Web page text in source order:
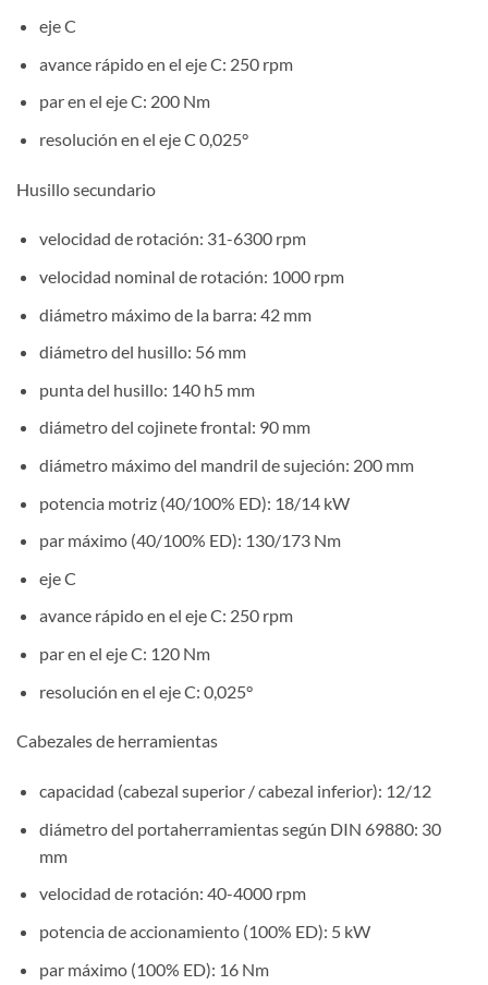
eje C
avance rápido en el eje C: 250 rpm
par en el eje C: 200 Nm
resolución en el eje C 0,025°
Husillo secundario
velocidad de rotación: 31-6300 rpm
velocidad nominal de rotación: 1000 rpm
diámetro máximo de la barra: 42 mm
diámetro del husillo: 56 mm
punta del husillo: 140 h5 mm
diámetro del cojinete frontal: 90 mm
diámetro máximo del mandril de sujeción: 200 mm
potencia motriz (40/100% ED): 18/14 kW
par máximo (40/100% ED): 130/173 Nm
eje C
avance rápido en el eje C: 250 rpm
par en el eje C: 120 Nm
resolución en el eje C: 0,025°
Cabezales de herramientas
capacidad (cabezal superior / cabezal inferior): 12/12
diámetro del portaherramientas según DIN 69880: 30
mm
velocidad de rotación: 40-4000 rpm
potencia de accionamiento (100% ED): 5 kW
par máximo (100% ED): 16 Nm